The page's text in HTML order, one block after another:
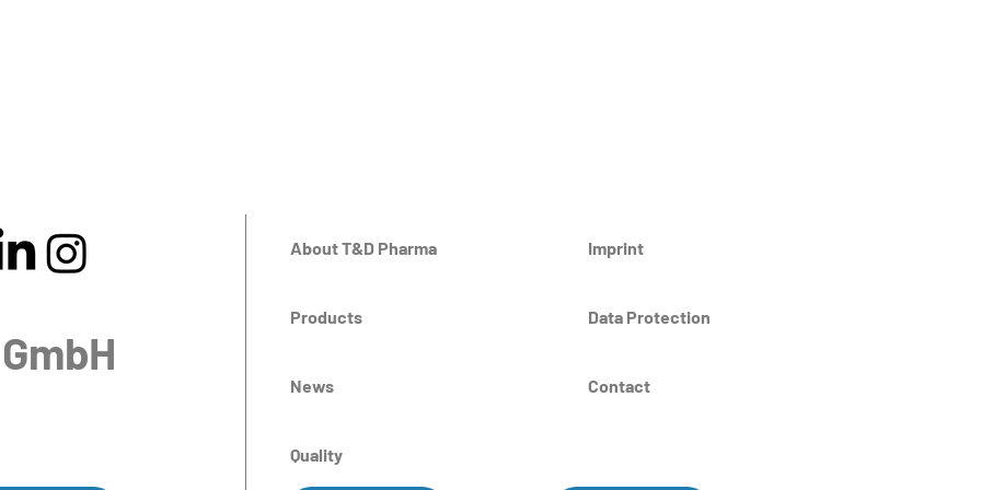
About T&D Pharma
Products
News
Quality
Imprint
Data Protection
Contact